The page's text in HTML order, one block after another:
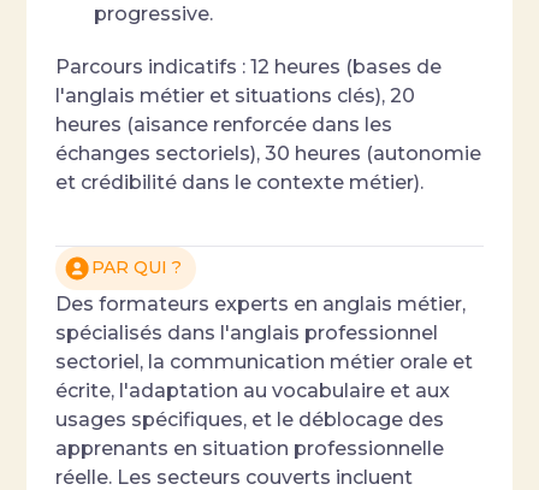
progressive.
Parcours indicatifs : 12 heures (bases de
l'anglais métier et situations clés), 20
heures (aisance renforcée dans les
échanges sectoriels), 30 heures (autonomie
et crédibilité dans le contexte métier).
PAR QUI ?
Des formateurs experts en anglais métier,
spécialisés dans l'anglais professionnel
sectoriel, la communication métier orale et
écrite, l'adaptation au vocabulaire et aux
usages spécifiques, et le déblocage des
apprenants en situation professionnelle
réelle. Les secteurs couverts incluent